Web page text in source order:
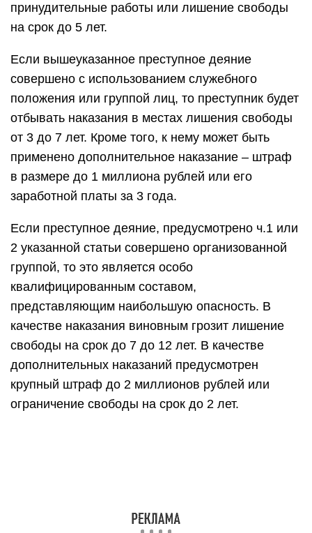
принудительные работы или лишение свободы
на срок до 5 лет.
Если вышеуказанное преступное деяние
совершено с использованием служебного
положения или группой лиц, то преступник будет
отбывать наказания в местах лишения свободы
от 3 до 7 лет. Кроме того, к нему может быть
применено дополнительное наказание – штраф
в размере до 1 миллиона рублей или его
заработной платы за 3 года.
Если преступное деяние, предусмотрено ч.1 или
2 указанной статьи совершено организованной
группой, то это является особо
квалифицированным составом,
представляющим наибольшую опасность. В
качестве наказания виновным грозит лишение
свободы на срок до 7 до 12 лет. В качестве
дополнительных наказаний предусмотрен
крупный штраф до 2 миллионов рублей или
ограничение свободы на срок до 2 лет.